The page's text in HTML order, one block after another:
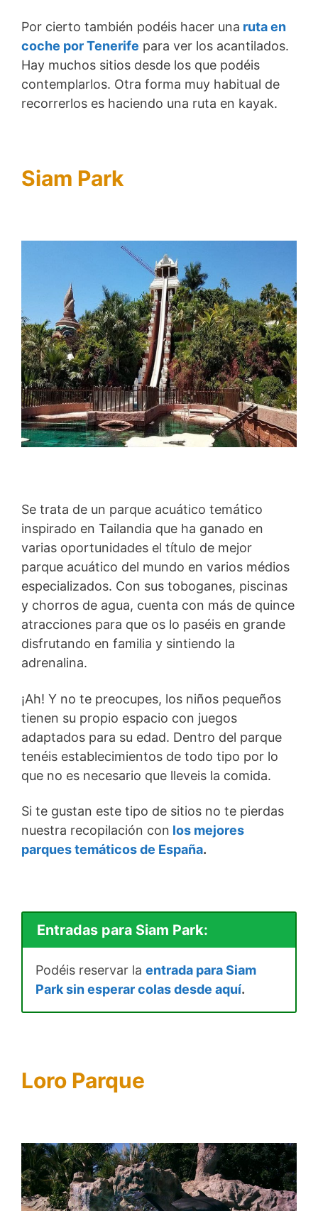
Por cierto también podéis hacer una ruta en
coche por Tenerife para ver los acantilados.
Hay muchos sitios desde los que podéis
contemplarlos. Otra forma muy habitual de
recorrerlos es haciendo una ruta en kayak.
Siam Park
Se trata de un parque acuático temático
inspirado en Tailandia que ha ganado en
varias oportunidades el título de mejor
parque acuático del mundo en varios médios
especializados. Con sus toboganes, piscinas
y chorros de agua, cuenta con más de quince
atracciones para que os lo paséis en grande
disfrutando en familia y sintiendo la
adrenalina.
¡Ah! Y no te preocupes, los niños pequeños
tienen su propio espacio con juegos
adaptados para su edad. Dentro del parque
tenéis establecimientos de todo tipo por lo
que no es necesario que lleveis la comida.
Si te gustan este tipo de sitios no te pierdas
nuestra recopilación con los mejores
parques temáticos de España.
Entradas para Siam Park:
Podéis reservar la entrada para Siam
Park sin esperar colas desde aquí.
Loro Parque